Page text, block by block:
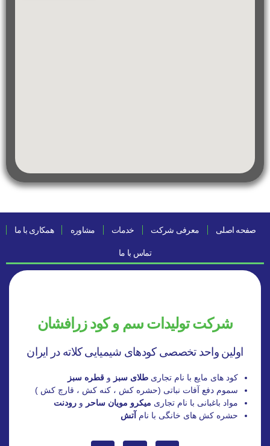
صفحه اصلی معرفی شرکت خدمات مشاوره همکاری با ما
تماس با ما
شرکت تولیدات سم و کود زرافشان
اولین واحد تخصصی کودهای شیمیایی کلاته در ایران
کود های مایع با نام تجاری طلای سبز و قطره سبز
سموم دفع آفات نباتی (حشره کش ، کنه کش ، قارچ کش )
مواد باغبانی با نام تجاری میکرو مویان ساحر و رودنت
حشره کش های خانگی با نام آتش